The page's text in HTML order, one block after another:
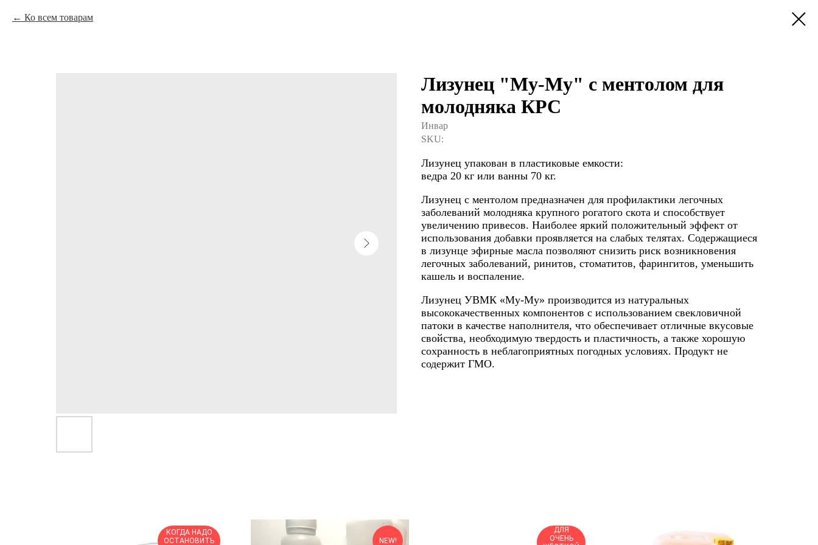
Ко всем товарам
Лизунец "Му-Му" с ментолом для
молодняка КРС
Инвар
SKU:
Лизунец упакован в пластиковые емкости:
ведра 20 кг или ванны 70 кг.
Лизунец с ментолом предназначен для профилактики легочных
заболеваний молодняка крупного рогатого скота и способствует
увеличению привесов. Наиболее яркий положительный эффект от
использования добавки проявляется на слабых телятах. Содержащиеся
в лизунце эфирные масла позволяют снизить риск возникновения
легочных заболеваний, ринитов, стоматитов, фарингитов, уменьшить
кашель и воспаление.
Лизунец УВМК «Му-Му» производится из натуральных
высококачественных компонентов с использованием свекловичной
патоки в качестве наполнителя, что обеспечивает отличные вкусовые
свойства, необходимую твердость и пластичность, а также хорошую
сохранность в неблагоприятных погодных условиях. Продукт не
содержит ГМО.
КОГДА НАДО
ОСТАНОВИТЬ
NEW!
ДЛЯ
ОЧЕНЬ